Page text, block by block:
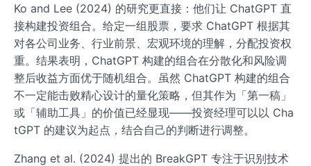
Ko and Lee (2024) 的研究更直接：他们让 ChatGPT 直
接构建投资组合。给定一组股票，要求 ChatGPT 根据其
对各公司业务、行业前景、宏观环境的理解，分配投资权
重。结果表明，ChatGPT 构建的组合在分散化和风险调
整后收益方面优于随机组合。虽然 ChatGPT 构建的组合
不一定能击败精心设计的量化策略，但其作为「第一稿」
或「辅助工具」的价值已经显现——投资经理可以以 Cha
tGPT 的建议为起点，结合自己的判断进行调整。
Zhang et al. (2024) 提出的 BreakGPT 专注于识别技术